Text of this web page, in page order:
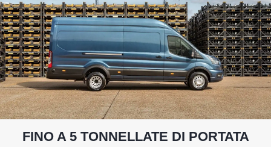
FINO A 5 TONNELLATE DI PORTATA